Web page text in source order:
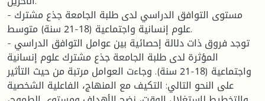
- مستوى التوافق الدراسي لدى طلبة الجامعة جذع مشترك
علوم إنسانية واجتماعية (18-21 سنة) متوسط.
- توجد فروق ذات دلالة إحصائية بين عوامل التوافق الدراسي
المؤثرة لدى طلبة الجامعة جذع مشترك علوم إنسانية
واجتماعية (18-21 سنة). وجاءت العوامل مرتبة من حيث التأثير
على النحو التالي: التكيف مع المنهاج، الفاعلية الشخصية